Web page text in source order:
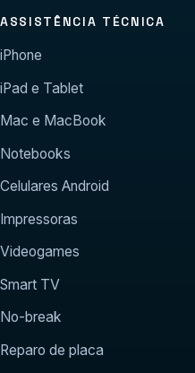
ASSISTÊNCIA TÉCNICA
iPhone
iPad e Tablet
Mac e MacBook
Notebooks
Celulares Android
Impressoras
Videogames
Smart TV
No-break
Reparo de placa